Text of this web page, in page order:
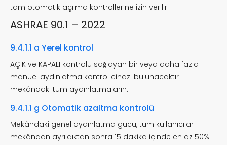
tam otomatik açılma kontrollerine izin verilir.
ASHRAE 90.1 – 2022
9.4.1.1 a Yerel kontrol
AÇIK ve KAPALI kontrolü sağlayan bir veya daha fazla
manuel aydınlatma kontrol cihazı bulunacaktır
mekândaki tüm aydınlatmaların.
9.4.1.1 g Otomatik azaltma kontrolü
Mekândaki genel aydınlatma gücü, tüm kullanıcılar
mekândan ayrıldıktan sonra 15 dakika içinde en az 50%